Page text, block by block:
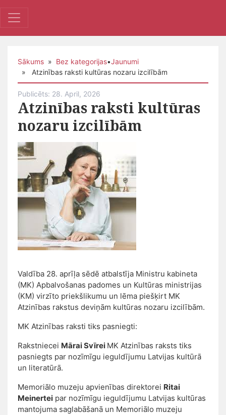
Sākums » Bez kategorijas•Jaunumi
» Atzinības raksti kultūras nozaru izcilībām
Publicēts: 28. April, 2026
Atzinības raksti kultūras
nozaru izcilībām
Valdība 28. aprīļa sēdē atbalstīja Ministru kabineta
(MK) Apbalvošanas padomes un Kultūras ministrijas
(KM) virzīto priekšlikumu un lēma piešķirt MK
Atzinības rakstus deviņām kultūras nozaru izcilībām.
MK Atzinības raksti tiks pasniegti:
Rakstniecei Mārai Svīrei MK Atzinības raksts tiks
pasniegts par nozīmīgu ieguldījumu Latvijas kultūrā
un literatūrā.
Memoriālo muzeju apvienības direktorei Ritai
Meinertei par nozīmīgu ieguldījumu Latvijas kultūras
mantojuma saglabāšanā un Memoriālo muzeju